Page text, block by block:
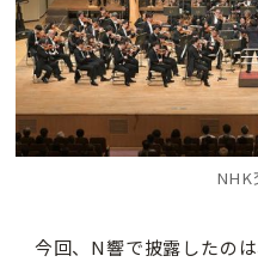
NHK
今回、N響で披露したの